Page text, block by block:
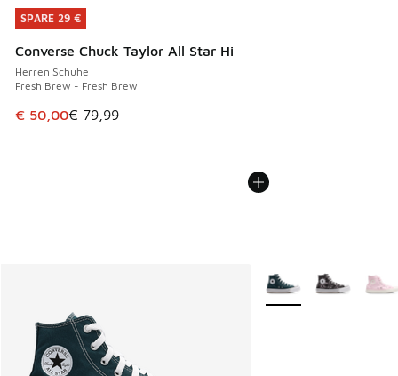
SPARE 29 €
Converse Chuck Taylor All Star Hi
Herren Schuhe
Fresh Brew - Fresh Brew
Dieser Artikel ist im Sale. Der Preis ist von € 79,99 auf €
€ 50,00€ 79,99
SPARE 29 €
Weitere Farben